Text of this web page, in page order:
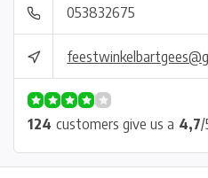
053832675
124 customers give us a 4,7/